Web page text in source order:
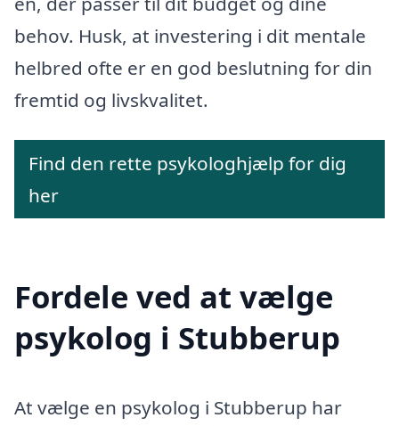
behov. Husk, at investering i dit mentale
helbred ofte er en god beslutning for din
fremtid og livskvalitet.
Find den rette psykologhjælp for dig
her
Fordele ved at vælge
psykolog i Stubberup
At vælge en psykolog i Stubberup har